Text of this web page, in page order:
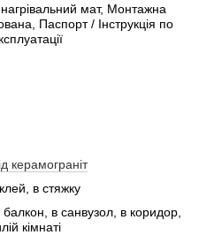
мат, Монтажна
Паспорт / Інструкція по
керамограніт
в стяжку
в санвузол, в коридор,
кімнаті